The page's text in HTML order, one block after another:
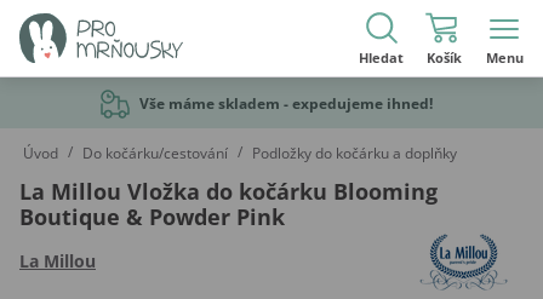
Hledat Košík Menu
Vše máme skladem - expedujeme ihned!
Úvod / Do kočárku/cestování / Podložky do kočárku a doplňky
La Millou Vložka do kočárku Blooming
Boutique & Powder Pink
La Millou